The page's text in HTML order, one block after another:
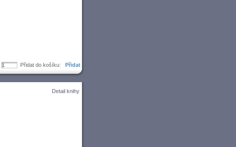
Přidat do košíku:
Detail knihy